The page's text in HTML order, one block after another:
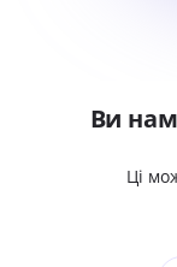
Ви
Ці